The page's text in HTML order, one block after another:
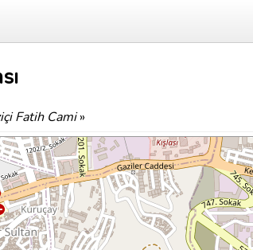
Fatih Cami»